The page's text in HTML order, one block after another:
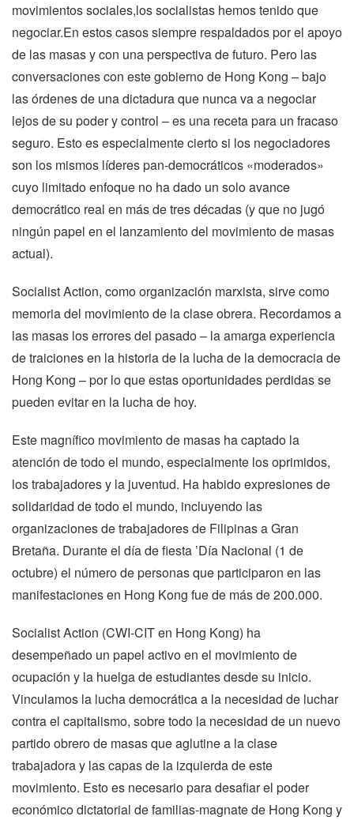
movimientos sociales,los socialistas hemos tenido que
negociar.En estos casos siempre respaldados por el apoyo
de las masas y con una perspectiva de futuro. Pero las
conversaciones con este gobierno de Hong Kong – bajo
las órdenes de una dictadura que nunca va a negociar
lejos de su poder y control – es una receta para un fracaso
seguro. Esto es especialmente cierto si los negociadores
son los mismos líderes pan-democráticos «moderados»
cuyo limitado enfoque no ha dado un solo avance
democrático real en más de tres décadas (y que no jugó
ningún papel en el lanzamiento del movimiento de masas
actual).
Socialist Action, como organización marxista, sirve como
memoria del movimiento de la clase obrera. Recordamos a
las masas los errores del pasado – la amarga experiencia
de traiciones en la historia de la lucha de la democracia de
Hong Kong – por lo que estas oportunidades perdidas se
pueden evitar en la lucha de hoy.
Este magnífico movimiento de masas ha captado la
atención de todo el mundo, especialmente los oprimidos,
los trabajadores y la juventud. Ha habido expresiones de
solidaridad de todo el mundo, incluyendo las
organizaciones de trabajadores de Filipinas a Gran
Bretaña. Durante el día de fiesta ’Día Nacional (1 de
octubre) el número de personas que participaron en las
manifestaciones en Hong Kong fue de más de 200.000.
Socialist Action (CWI-CIT en Hong Kong) ha
desempeñado un papel activo en el movimiento de
ocupación y la huelga de estudiantes desde su inicio.
Vinculamos la lucha democrática a la necesidad de luchar
contra el capitalismo, sobre todo la necesidad de un nuevo
partido obrero de masas que aglutine a la clase
trabajadora y las capas de la izquierda de este
movimiento. Esto es necesario para desafiar el poder
económico dictatorial de familias-magnate de Hong Kong y